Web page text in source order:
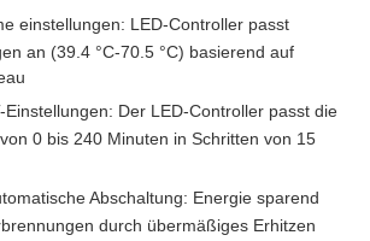
einstellungen: LED-Controller passt
an (39.4 °C-70.5 °C) basierend auf
Einstellungen: Der LED-Controller passt die
0 bis 240 Minuten in Schritten von 15
Abschaltung: Energie sparend
durch übermäßiges Erhitzen